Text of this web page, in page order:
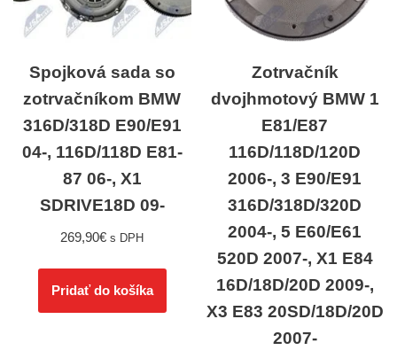
Spojková sada so
zotrvačníkom BMW
316D/318D E90/E91
04-, 116D/118D E81-
87 06-, X1
SDRIVE18D 09-
269,90€ s DPH
Pridať do košíka
Zotrvačník
dvojhmotový BMW 1
E81/E87
116D/118D/120D
2006-, 3 E90/E91
316D/318D/320D
2004-, 5 E60/E61
520D 2007-, X1 E84
16D/18D/20D 2009-,
X3 E83 20SD/18D/20D
2007-